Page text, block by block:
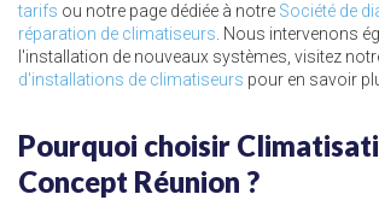
tarifs ou notre page dédiée à notre Société de
réparation de climatiseurs . Nous intervenons
l'installation de nouveaux systèmes, visitez
d'installations de climatiseurs pour en savoir
Pourquoi choisir
Concept Réunion ?